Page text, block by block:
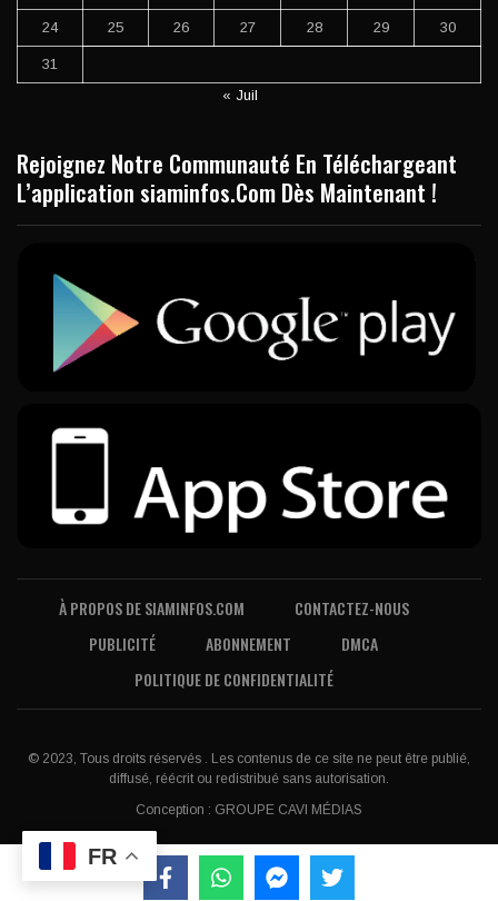
24 25 26 27 28 29 30
31
« Juil
Rejoignez Notre Communauté En Téléchargeant
L’application siaminfos.Com Dès Maintenant !
À PROPOS DE SIAMINFOS.COM
CONTACTEZ-NOUS
PUBLICITÉ
ABONNEMENT
DMCA
POLITIQUE DE CONFIDENTIALITÉ
© 2023, Tous droits réservés . Les contenus de ce site ne peut être publié,
diffusé, réécrit ou redistribué sans autorisation.
Conception : GROUPE CAVI MÉDIAS
FR